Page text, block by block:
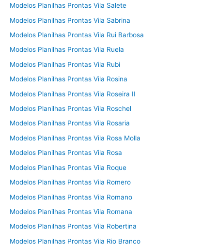
Modelos Planilhas Prontas Vila Salete
Modelos Planilhas Prontas Vila Sabrina
Modelos Planilhas Prontas Vila Rui Barbosa
Modelos Planilhas Prontas Vila Ruela
Modelos Planilhas Prontas Vila Rubi
Modelos Planilhas Prontas Vila Rosina
Modelos Planilhas Prontas Vila Roseira II
Modelos Planilhas Prontas Vila Roschel
Modelos Planilhas Prontas Vila Rosaria
Modelos Planilhas Prontas Vila Rosa Molla
Modelos Planilhas Prontas Vila Rosa
Modelos Planilhas Prontas Vila Roque
Modelos Planilhas Prontas Vila Romero
Modelos Planilhas Prontas Vila Romano
Modelos Planilhas Prontas Vila Romana
Modelos Planilhas Prontas Vila Robertina
Modelos Planilhas Prontas Vila Rio Branco